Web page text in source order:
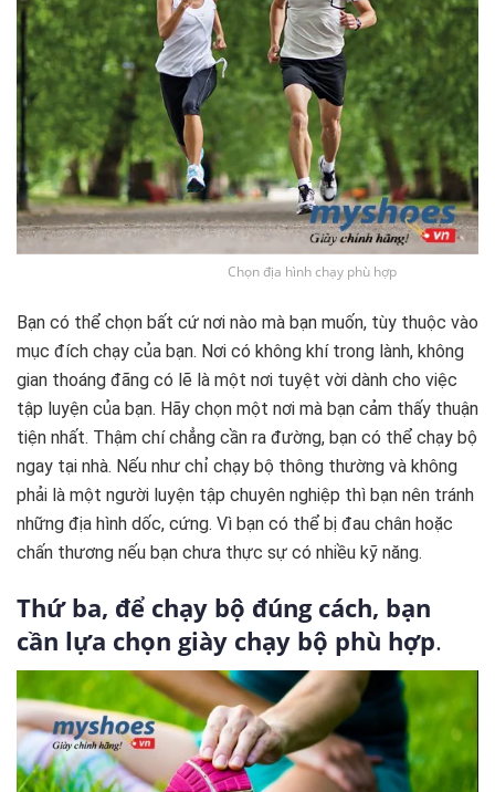
Chọn địa hình chạy phù hợp
Bạn có thể chọn bất cứ nơi nào mà bạn muốn, tùy thuộc vào
mục đích chạy của bạn. Nơi có không khí trong lành, không
gian thoáng đãng có lẽ là một nơi tuyệt vời dành cho việc
tập luyện của bạn. Hãy chọn một nơi mà bạn cảm thấy thuận
tiện nhất. Thậm chí chẳng cần ra đường, bạn có thể chạy bộ
ngay tại nhà. Nếu như chỉ chạy bộ thông thường và không
phải là một người luyện tập chuyên nghiệp thì bạn nên tránh
những địa hình dốc, cứng. Vì bạn có thể bị đau chân hoặc
chấn thương nếu bạn chưa thực sự có nhiều kỹ năng.
Thứ ba, để chạy bộ đúng cách, bạn
cần lựa chọn giày chạy bộ phù hợp.